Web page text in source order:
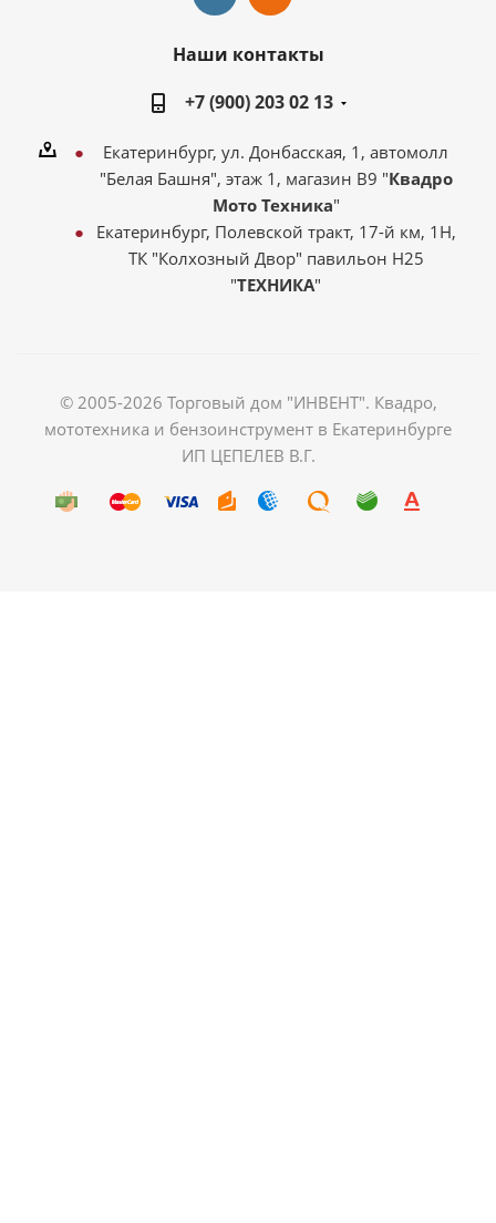
Наши контакты
+7 (900) 203 02 13
Екатеринбург, ул. Донбасская, 1, автомолл
"Белая Башня", этаж 1, магазин В9 "Квадро
Мото Техника"
Екатеринбург, Полевской тракт, 17-й км, 1Н,
ТК "Колхозный Двор" павильон Н25
"ТЕХНИКА"
© 2005-2026 Торговый дом "ИНВЕНТ". Квадро,
мототехника и бензоинструмент в Екатеринбурге
ИП ЦЕПЕЛЕВ В.Г.